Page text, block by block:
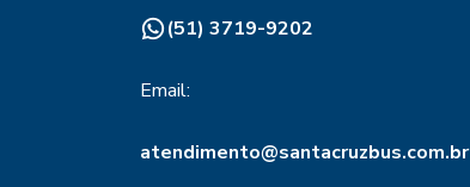
(51) 3719-9202
Email:
atendimento@santacruzbus.com.br